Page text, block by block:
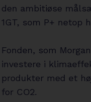
den ambitiøse
1GT, som P+ netop
Fonden, som
investere i
produkter med et
for CO2.